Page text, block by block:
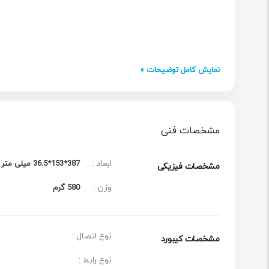
نمایش کامل توضیحات »
مشخصات فنی
مشخصات فیزیکی ابعاد : 387*153*36.5 میلی متر
وزن : 580 گرم
مشخصات کیبورد نوع اتصال :
نوع رابط :